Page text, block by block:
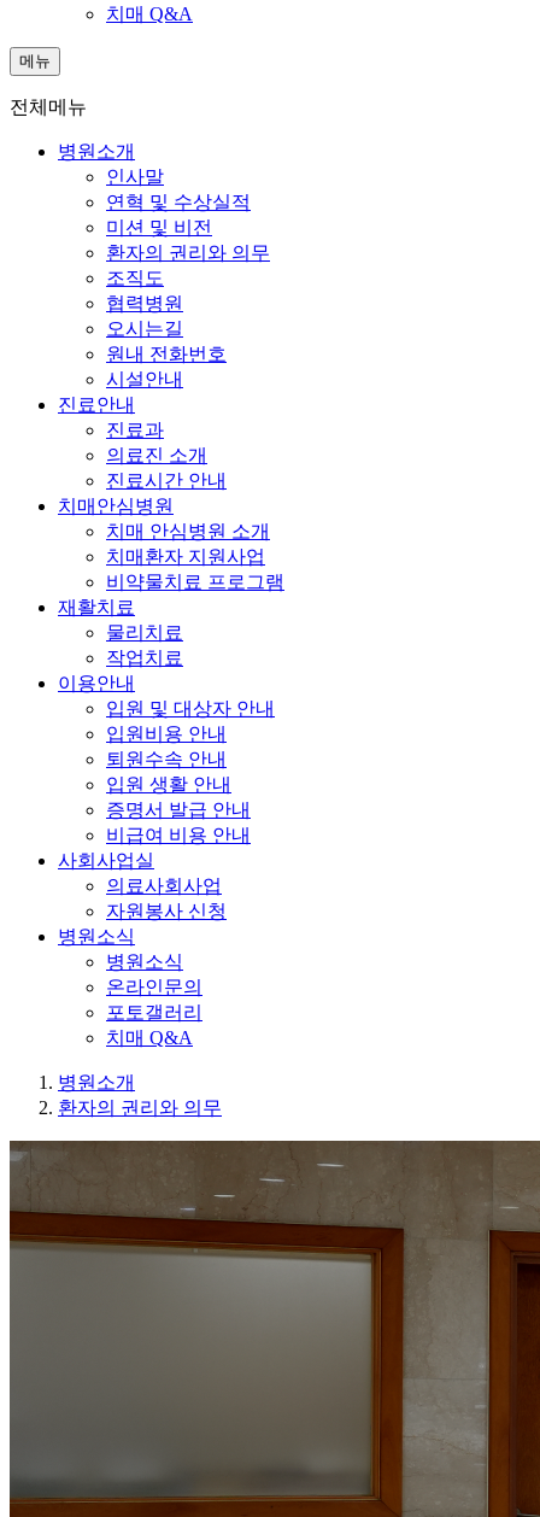
치매 Q&A
메뉴
전체메뉴
병원소개
인사말
연혁 및 수상실적
미션 및 비전
환자의 권리와 의무
조직도
협력병원
오시는길
원내 전화번호
시설안내
진료안내
진료과
의료진 소개
진료시간 안내
치매안심병원
치매 안심병원 소개
치매환자 지원사업
비약물치료 프로그램
재활치료
물리치료
작업치료
이용안내
입원 및 대상자 안내
입원비용 안내
퇴원수속 안내
입원 생활 안내
증명서 발급 안내
비급여 비용 안내
사회사업실
의료사회사업
자원봉사 신청
병원소식
병원소식
온라인문의
포토갤러리
치매 Q&A
병원소개
환자의 권리와 의무